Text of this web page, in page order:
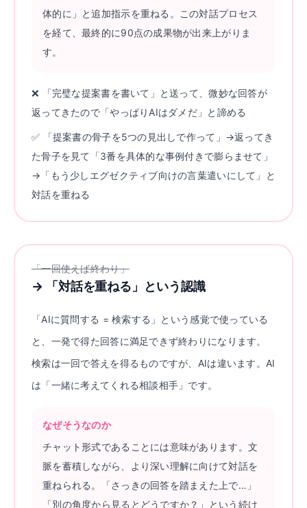
体的に」と追加指示を重ねる。この対話プロセス
を経て、最終的に90点の成果物が出来上がりま
す。
❌ 「完璧な提案書を書いて」と送って、微妙な回答が
返ってきたので「やっぱりAIはダメだ」と諦める
✅ 「提案書の骨子を5つの見出しで作って」→返ってき
た骨子を見て「3番を具体的な事例付きで膨らませて」
→「もう少しエグゼクティブ向けの言葉遣いにして」と
対話を重ねる
「一回使えば終わり」
→ 「対話を重ねる」という認識
「AIに質問する = 検索する」という感覚で使っている
と、一発で得た回答に満足できず終わりになります。
検索は一回で答えを得るものですが、AIは違います。AI
は「一緒に考えてくれる相談相手」です。
なぜそうなのか
チャット形式であることには意味があります。文
脈を蓄積しながら、より深い理解に向けて対話を
重ねられる。「さっきの回答を踏まえた上で…」
「別の角度から見るとどうですか？」という続け